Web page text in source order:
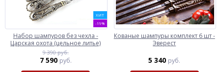
ХИТ
-19%
Набор шампуров без чехла -
Царская охота (цельное литье)
9 390 руб.
7 590 руб.
Кованые шампуры комплект 6 шт -
Эверест
5 340 руб.